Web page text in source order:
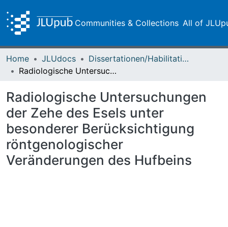
Communities & Collections All of
Home JLUdocs
Dissertationen/Habilitationen
Radiologische Untersuchungen der Zehe des Esels unter besonderer Berücksichtigung röntgenologischer Veränderungen des Hufbeins
Radiologische Untersuchungen
der Zehe des Esels unter
besonderer Berücksichtigung
röntgenologischer
Veränderungen des Hufbeins